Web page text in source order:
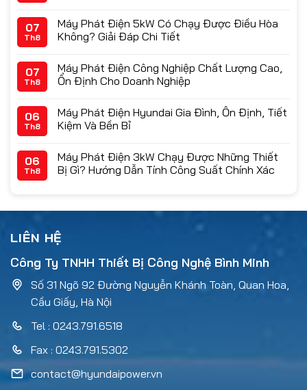
07
Th8
Máy Phát Điện 5kW Có Chạy Được Điều Hòa
Không? Giải Đáp Chi Tiết
07
Th8
Máy Phát Điện Công Nghiệp Chất Lượng Cao,
Ổn Định Cho Doanh Nghiệp
06
Th8
Máy Phát Điện Hyundai Gia Đình, Ổn Định, Tiết
Kiệm Và Bền Bỉ
06
Th8
Máy Phát Điện 3kW Chạy Được Những Thiết
Bị Gì? Hướng Dẫn Tính Công Suất Chính Xác
LIÊN HỆ
Công Ty TNHH Thiết Bị Công Nghệ Bình Minh
Số 31 Ngõ 92 Đường Nguyễn Khánh Toàn, Quan Hoa,
Cầu Giấy, Hà Nội
Tel : 0243.791.6518
Fax : 0243.791.5302
contact@hyundaipower.vn